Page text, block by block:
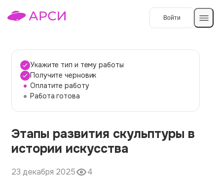
Войти
Темы работ
О сервисе
О компании
Наши гарантии
Порядок оплаты
Контакты
Укажите тип и тему работы
Получите черновик
Оплатите работу
Работа готова
Этапы развития скульптуры в
истории искусства
23 декабря 2025 4